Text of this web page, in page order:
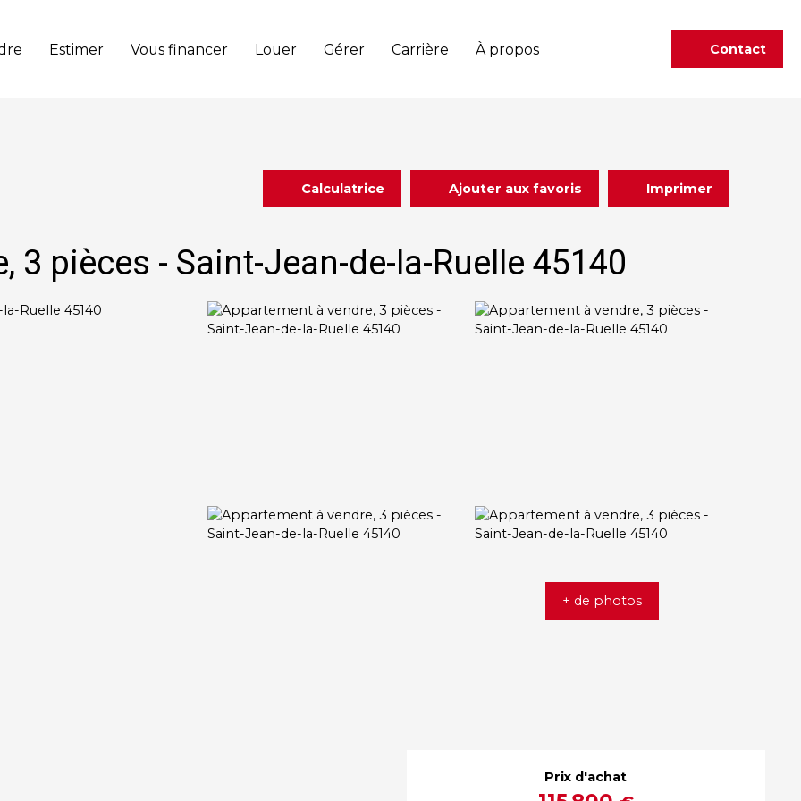
Estimer Vous financer Louer Gérer Carrière À propos Contact
Calculatrice Ajouter aux favoris Imprimer
3 pièces - Saint-Jean-de-la-Ruelle 45140
+ de photos
Prix d'achat